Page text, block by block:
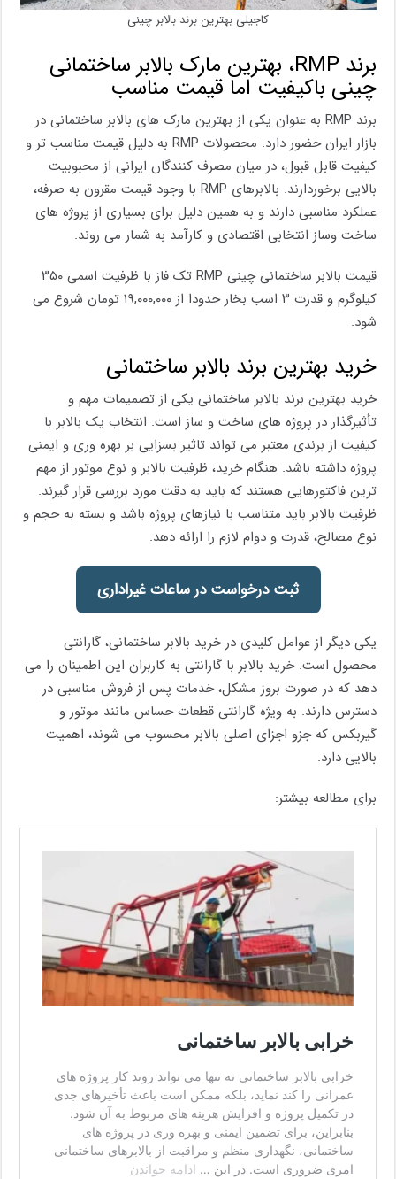
کاجیلی بهترین برند بالابر چینی
برند RMP، بهترین مارک بالابر ساختمانی
چینی باکیفیت اما قیمت مناسب
برند RMP به عنوان یکی از بهترین مارک های بالابر ساختمانی در
بازار ایران حضور دارد. محصولات RMP به دلیل قیمت مناسب تر و
کیفیت قابل قبول، در میان مصرف کنندگان ایرانی از محبوبیت
بالایی برخوردارند. بالابرهای RMP با وجود قیمت مقرون به صرفه،
عملکرد مناسبی دارند و به همین دلیل برای بسیاری از پروژه های
ساخت وساز انتخابی اقتصادی و کارآمد به شمار می روند.
قیمت بالابر ساختمانی چینی RMP تک فاز با ظرفیت اسمی ۳۵۰
کیلوگرم و قدرت ۳ اسب بخار حدودا از ۱۹,۰۰۰,۰۰۰ تومان شروع می
شود.
خرید بهترین برند بالابر ساختمانی
خرید بهترین برند بالابر ساختمانی یکی از تصمیمات مهم و
تأثیرگذار در پروژه های ساخت و ساز است. انتخاب یک بالابر با
کیفیت از برندی معتبر می تواند تاثیر بسزایی بر بهره وری و ایمنی
پروژه داشته باشد. هنگام خرید، ظرفیت بالابر و نوع موتور از مهم
ترین فاکتورهایی هستند که باید به دقت مورد بررسی قرار گیرند.
ظرفیت بالابر باید متناسب با نیازهای پروژه باشد و بسته به حجم و
نوع مصالح، قدرت و دوام لازم را ارائه دهد.
ثبت درخواست در ساعات غیراداری
یکی دیگر از عوامل کلیدی در خرید بالابر ساختمانی، گارانتی
محصول است. خرید بالابر با گارانتی به کاربران این اطمینان را می
دهد که در صورت بروز مشکل، خدمات پس از فروش مناسبی در
دسترس دارند. به ویژه گارانتی قطعات حساس مانند موتور و
گیربکس که جزو اجزای اصلی بالابر محسوب می شوند، اهمیت
بالایی دارد.
برای مطالعه بیشتر: